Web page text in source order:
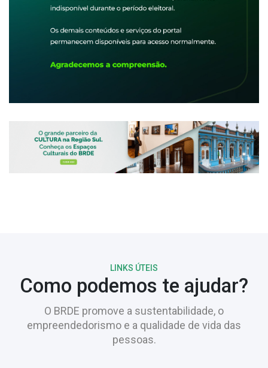
LINKS ÚTEIS
Como podemos te ajudar?
O BRDE promove a sustentabilidade, o
empreendedorismo e a qualidade de vida das
pessoas.